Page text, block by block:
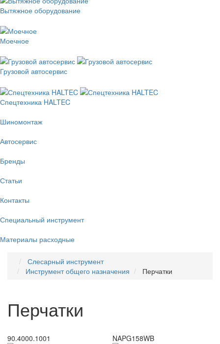
Вытяжное оборудование
Моечное
Грузовой автосервис
Спецтехника HALTEC
Шиномонтаж
Автосервис
Бренды
Статьи
Контакты
Специальный инструмент
Материалы расходные
Слесарный инструмент
Инструмент общего назначения
Перчатки
Перчатки
90.4000.1001 NAPG158WB